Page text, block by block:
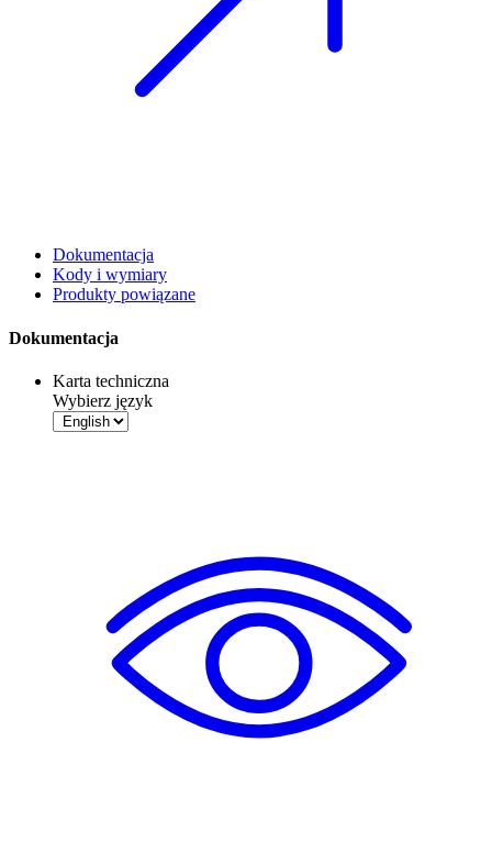
Dokumentacja
Kody i wymiary
Produkty powiązane
Dokumentacja
Karta techniczna
Wybierz język